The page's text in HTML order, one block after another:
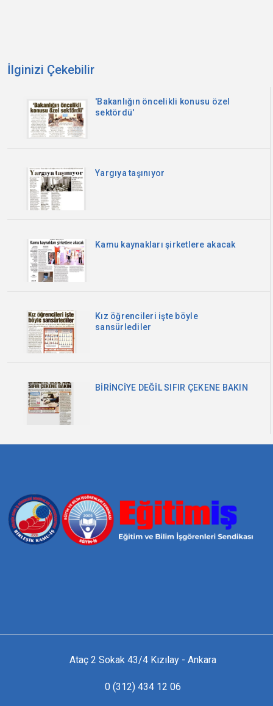
İlginizi Çekebilir
'Bakanlığın öncelikli konusu özel
sektördü'
Yargıya taşınıyor
Kamu kaynakları şirketlere akacak
Kız öğrencileri işte böyle
sansürlediler
BİRİNCİYE DEĞİL SIFIR ÇEKENE BAKIN
Ataç 2 Sokak 43/4 Kızılay - Ankara
0 (312) 434 12 06